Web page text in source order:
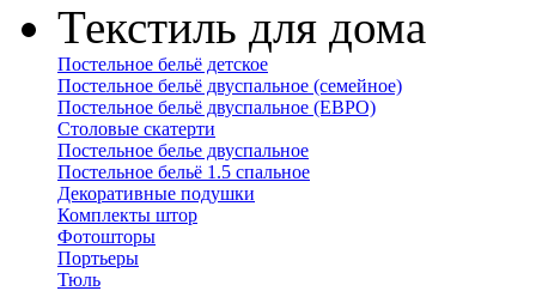
Текстиль для дома
Постельное бельё детское
Постельное бельё двуспальное (семейное)
Постельное бельё двуспальное (ЕВРО)
Столовые скатерти
Постельное белье двуспальное
Постельное бельё 1.5 спальное
Декоративные подушки
Комплекты штор
Фотошторы
Портьеры
Тюль